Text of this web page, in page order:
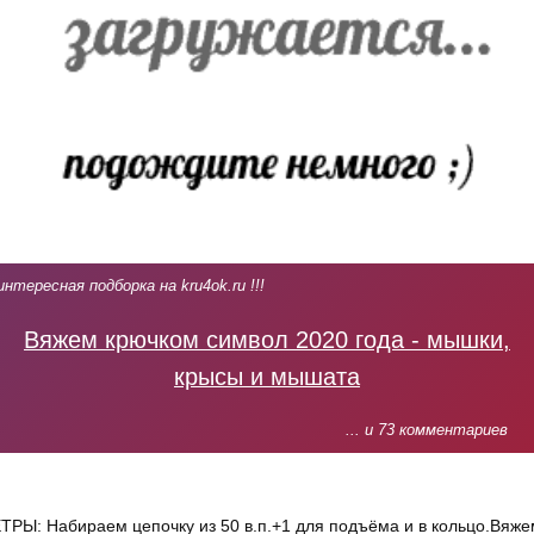
подборка на kru4ok.ru !!!
Вяжем крючком символ 2020 года - мышки,
крысы и мышата
... и 73 комментариев
Набираем цепочку из 50 в.п.+1 для подъёма и в